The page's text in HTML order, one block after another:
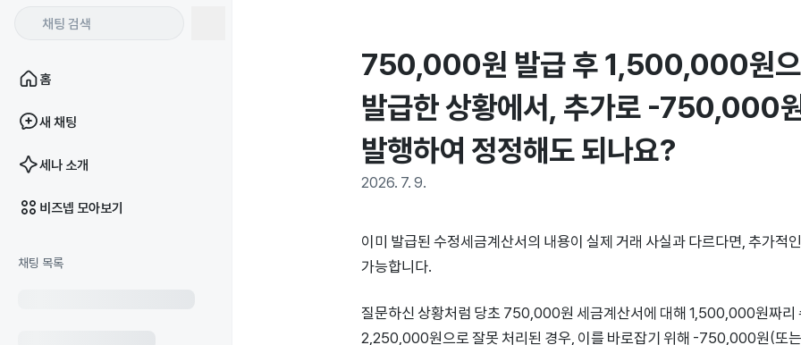
홈
새 채팅
세나 소개
비즈넵 모아보기
채팅 목록
750,000원 발급 후 1,500,000원으
발급한 상황에서, 추가로 -750,000
발행하여 정정해도 되나요?
2026. 7. 9.
이미 발급된 수정세금계산서의 내용이 실제 거래 사실과 다르다면, 추가적
가능합니다.
질문하신 상황처럼 당초 750,000원 세금계산서에 대해 1,500,000원짜리
2,250,000원으로 잘못 처리된 경우, 이를 바로잡기 위해 -750,000원(또